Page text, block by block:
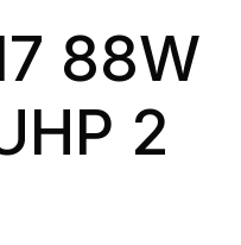
88W
2